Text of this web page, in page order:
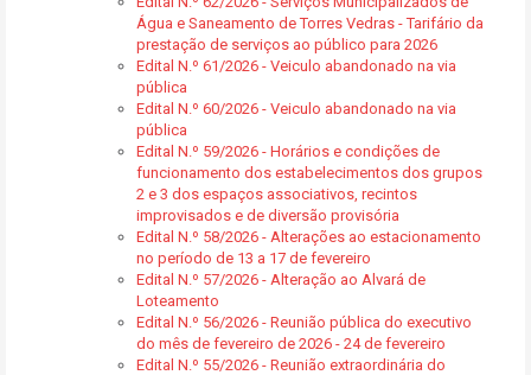
Água e Saneamento de Torres Vedras - Tarifário da
prestação de serviços ao público para 2026
Edital N.º 61/2026 - Veiculo abandonado na via
pública
Edital N.º 60/2026 - Veiculo abandonado na via
pública
Edital N.º 59/2026 - Horários e condições de
funcionamento dos estabelecimentos dos grupos
2 e 3 dos espaços associativos, recintos
improvisados e de diversão provisória
Edital N.º 58/2026 - Alterações ao estacionamento
no período de 13 a 17 de fevereiro
Edital N.º 57/2026 - Alteração ao Alvará de
Loteamento
Edital N.º 56/2026 - Reunião pública do executivo
do mês de fevereiro de 2026 - 24 de fevereiro
Edital N.º 55/2026 - Reunião extraordinária do